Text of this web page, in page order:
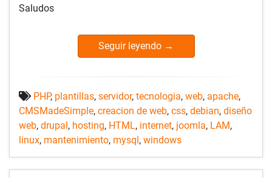
Saludos
Seguir leyendo →
PHP, plantillas, servidor, tecnologia, web, apache,
CMSMadeSimple, creacion de web, css, debian, diseño
web, drupal, hosting, HTML, internet, joomla, LAM,
linux, mantenimiento, mysql, windows